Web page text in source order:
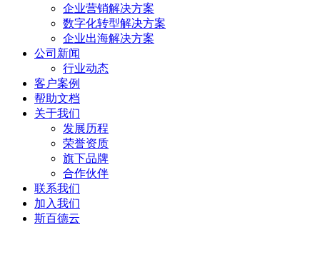
企业营销解决方案
数字化转型解决方案
企业出海解决方案
公司新闻
行业动态
客户案例
帮助文档
关于我们
发展历程
荣誉资质
旗下品牌
合作伙伴
联系我们
加入我们
斯百德云